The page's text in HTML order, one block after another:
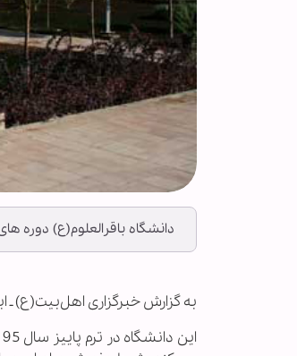
دانشگاه باقرالعلوم(ع) دوره
به گزارش خبرگزاری اهل‌بیت(ع) ـ